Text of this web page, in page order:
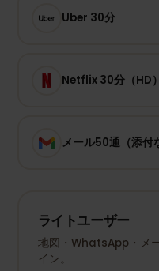
Uber 30分
Netflix 30分（HD）
メール50通（添付
ライトユーザー
地図・WhatsApp・メ
イン。